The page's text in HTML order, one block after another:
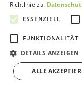
Unsere Experten
ausFilterleistung,
zu
Familie, Ihren
Reinheit und
Fazit:
Richtlinie zu.
ESSENZIELL
FUNKTIONALITÄT
DETAILS ANZEIGEN
ALLE